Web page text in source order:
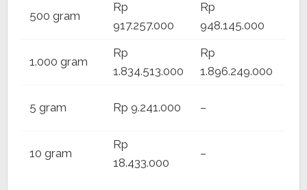
500 gram
Rp
917.257.000
Rp
948.145.000
1.000 gram
Rp
1.834.513.000
Rp
1.896.249.000
5 gram Rp 9.241.000 –
10 gram
Rp
18.433.000
–